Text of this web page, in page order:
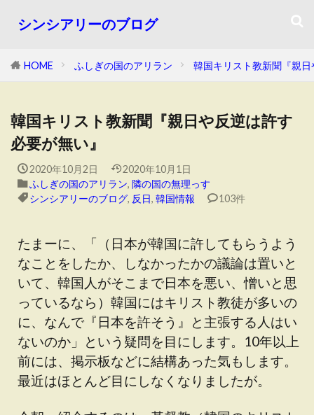
シンシアリーのブログ
HOME ふしぎの国のアリラン 韓国キリスト教新聞『親
韓国キリスト教新聞『親日や反逆は許す
必要が無い』
2020年10月2日
2020年10月1日
ふしぎの国のアリラン, 隣の国の無理っす
シンシアリーのブログ, 反日, 韓国情報 103件
たまーに、「（日本が韓国に許してもらうよう
なことをしたか、しなかったかの議論は置いと
いて、韓国人がそこまで日本を悪い、憎いと思
っているなら）韓国にはキリスト教徒が多いの
に、なんで『日本を許そう』と主張する人はい
ないのか」という疑問を目にします。10年以上
前には、掲示板などに結構あった気もします。
最近はほとんど目にしなくなりましたが。